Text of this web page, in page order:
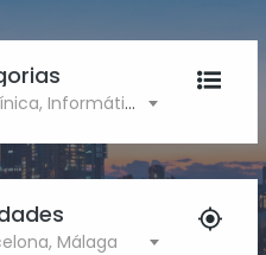
Ej: Restaurante, clínica, Informática
Málaga